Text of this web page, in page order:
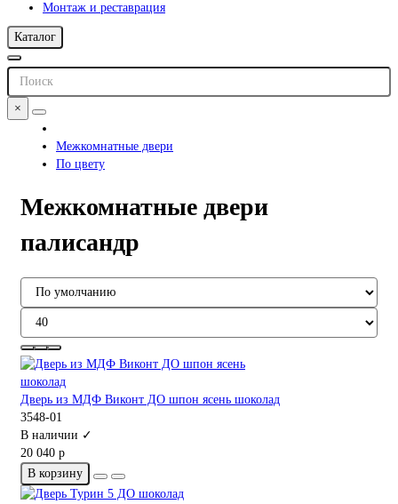
Монтаж и реставрация
Каталог
×
Межкомнатные двери
По цвету
Межкомнатные двери
палисандр
Дверь из МДФ Виконт ДО шпон ясень шоколад
3548-01
В наличии ✓
20 040 р
В корзину